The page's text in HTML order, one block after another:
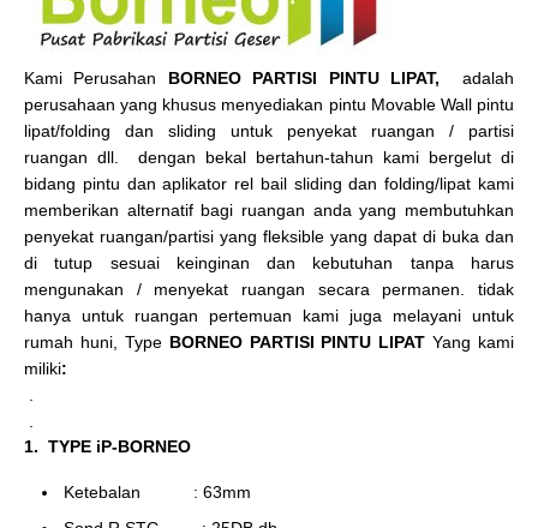
Kami Perusahan BORNEO PARTISI PINTU LIPAT, adalah
perusahaan yang khusus menyediakan pintu Movable Wall pintu
lipat/folding dan sliding untuk penyekat ruangan / partisi
ruangan dll. dengan bekal bertahun-tahun kami bergelut di
bidang pintu dan aplikator rel bail sliding dan folding/lipat kami
memberikan alternatif bagi ruangan anda yang membutuhkan
penyekat ruangan/partisi yang fleksible yang dapat di buka dan
di tutup sesuai keinginan dan kebutuhan tanpa harus
mengunakan / menyekat ruangan secara permanen. tidak
hanya untuk ruangan pertemuan kami juga melayani untuk
rumah huni, Type BORNEO PARTISI PINTU LIPAT Yang kami
miliki:
1. TYPE iP-BORNEO
Ketebalan : 63mm